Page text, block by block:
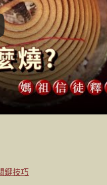
鍵技巧